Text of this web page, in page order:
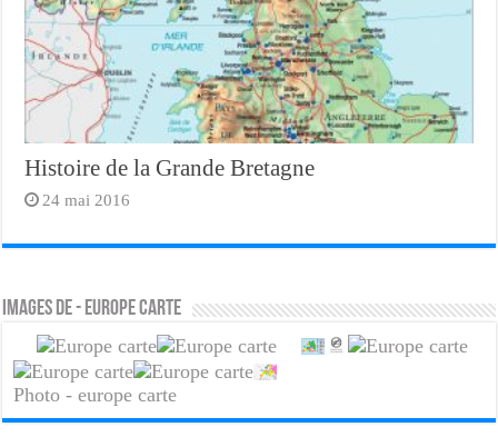
Histoire de la Grande Bretagne
24 mai 2016
Images de - europe carte
Photo - europe carte